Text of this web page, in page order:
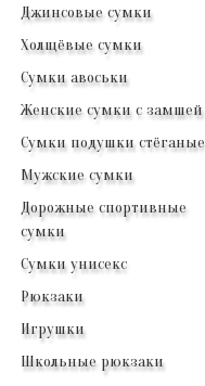
Джинсовые сумки
Холщёвые сумки
Сумки авоськи
Женские сумки с замшей
Сумки подушки стёганые
Мужские сумки
Дорожные спортивные
сумки
Сумки унисекс
Рюкзаки
Игрушки
Школьные рюкзаки